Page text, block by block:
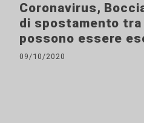
Coronavirus,
di spostamento tra
possono essere
09/10/2020